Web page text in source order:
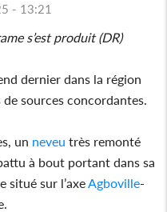
- 13:21
s’est produit (DR)
dernier dans la région
de sources concordantes.
un neveu très remonté
à bout portant dans sa
situé sur l’axe Agboville-